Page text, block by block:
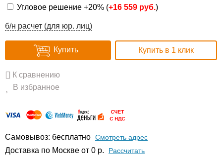
Угловое решение +20% (+16 559 руб.)
б/н расчет (для юр. лиц)
Купить Купить в 1 клик
К сравнению
В избранное
Самовывоз: бесплатно Смотреть адрес
Доставка по Москве от 0 р. Расcчитать